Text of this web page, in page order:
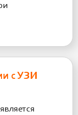
с УЗИ